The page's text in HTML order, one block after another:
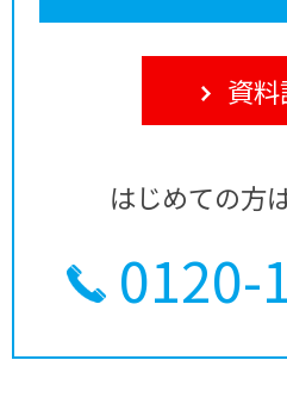
資
はじめての方
0120-